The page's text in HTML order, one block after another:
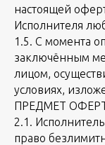
настоящей
Исполнителя
1.5. С момента
заключённым
лицом,
условиях,
ПРЕДМЕТ
2.1.
право